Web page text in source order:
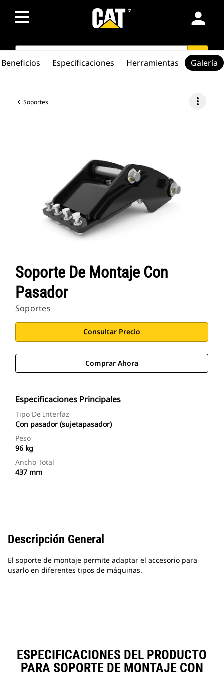
person
SEARCH search
Soportes more_vert
Soporte De Montaje Con
Pasador
Soportes
Consultar Precio
Comprar Ahora
Especificaciones Principales
Tipo De Interfaz
Con pasador (sujetapasador)
Peso
96 kg
Ancho Total
437 mm
Beneficios Especificaciones Herramientas Galería
Descripción General
El soporte de montaje permite adaptar el accesorio para
usarlo en diferentes tipos de máquinas.
ESPECIFICACIONES DEL PRODUCTO
PARA SOPORTE DE MONTAJE CON